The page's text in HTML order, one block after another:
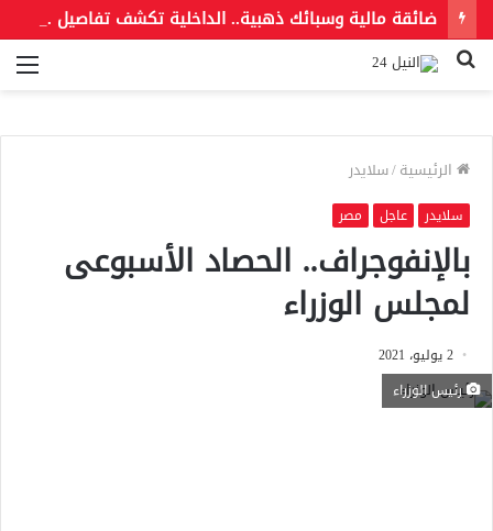
ضائقة مالية وسبائك ذهبية.. الداخلية تكشف تفاصيل مقتل أسرة التجمع الخامس
بحث
الرئيسية/سلايدر
سلايدر عاجل مصر
بالإنفوجراف.. الحصاد الأسبوعى
لمجلس الوزراء
2 يوليو، 2021
رئيس الوزراء